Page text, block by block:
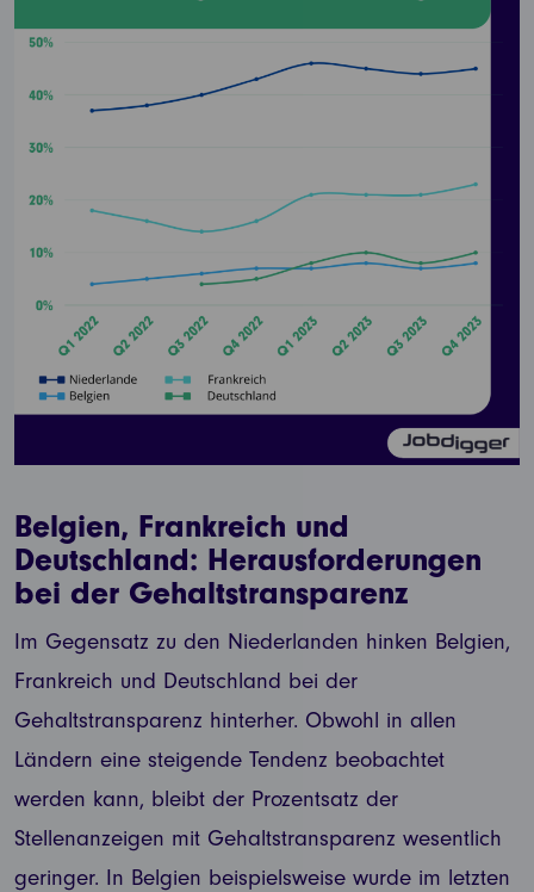
Belgien, Frankreich und
Deutschland: Herausforderungen
bei der Gehaltstransparenz
Im Gegensatz zu den Niederlanden hinken Belgien,
Frankreich und Deutschland bei der
Gehaltstransparenz hinterher. Obwohl in allen
Ländern eine steigende Tendenz beobachtet
werden kann, bleibt der Prozentsatz der
Stellenanzeigen mit Gehaltstransparenz wesentlich
geringer. In Belgien beispielsweise wurde im letzten